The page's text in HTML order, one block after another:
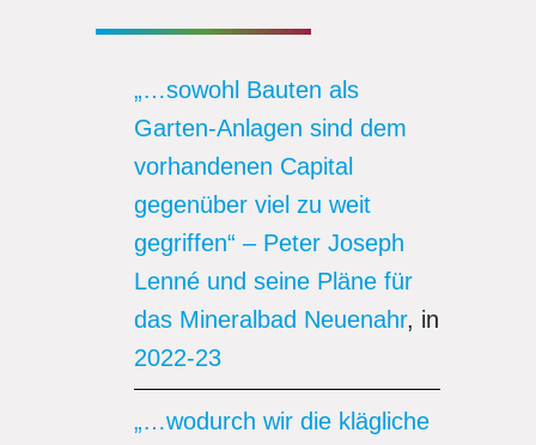
„…sowohl Bauten als
Garten-Anlagen sind dem
vorhandenen Capital
gegenüber viel zu weit
gegriffen“ – Peter Joseph
Lenné und seine Pläne für
das Mineralbad Neuenahr, in
2022-23
„…wodurch wir die klägliche